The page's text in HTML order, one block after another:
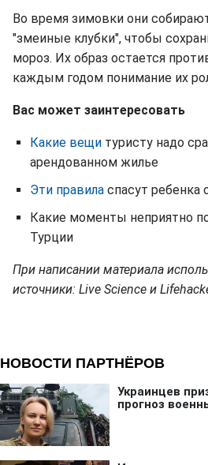
Во время зимовки они
"змеиные клубки", чтобы
мороз. Их образ остается
каждым годом понимание их
Вас может заинтересовать
Какие вещи туристу надо
арендованном жилье
Эти правила спасут ребенка
Какие моменты неприятно
Турции
При написании материала
источники: Live Science и